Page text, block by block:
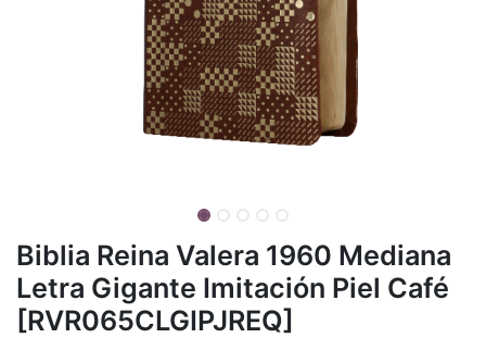
Biblia Reina Valera 1960 Mediana
Letra Gigante Imitación Piel Café
[RVR065CLGIPJREQ]